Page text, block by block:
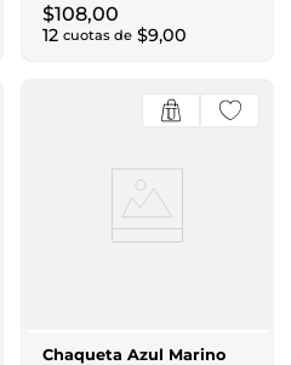
$108,00
12 cuotas de $9,00
Chaqueta Azul Marino